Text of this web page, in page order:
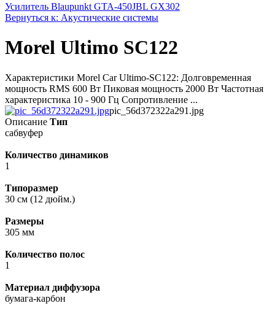
Усилитель Blaupunkt GTA-450JBL GX302
Вернуться к: Акустические системы
Morel Ultimo SC122
Характеристики Morel Car Ultimo-SC122: Долговременная
мощность RMS 600 Вт Пиковая мощность 2000 Вт Частотная
характеристика 10 - 900 Гц Сопротивление ...
pic_56d372322a291.jpg
Описание Тип
сабвуфер
Количество динамиков
1
Типоразмер
30 см (12 дюйм.)
Размеры
305 мм
Количество полос
1
Материал диффузора
бумага-карбон